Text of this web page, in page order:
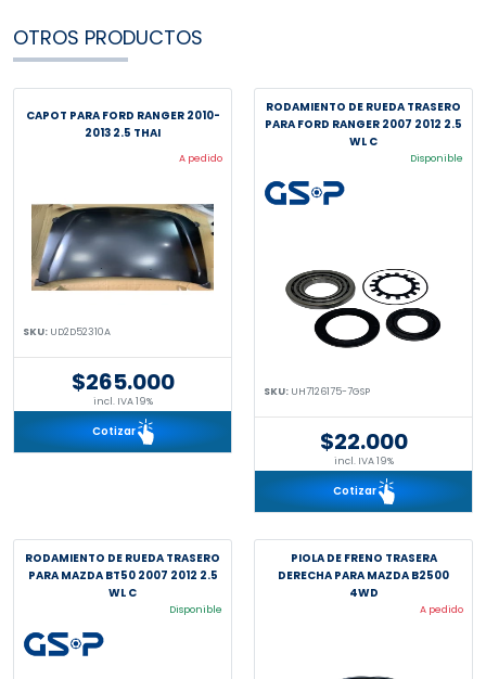
OTROS PRODUCTOS
CAPOT PARA FORD RANGER 2010-
2013 2.5 THAI
A pedido
SKU: UD2D52310A
$265.000
incl. IVA 19%
Cotizar
RODAMIENTO DE RUEDA TRASERO
PARA FORD RANGER 2007 2012 2.5
WL C
Disponible
SKU: UH7126175-7GSP
$22.000
incl. IVA 19%
Cotizar
RODAMIENTO DE RUEDA TRASERO
PARA MAZDA BT50 2007 2012 2.5
WL C
Disponible
PIOLA DE FRENO TRASERA
DERECHA PARA MAZDA B2500
4WD
A pedido